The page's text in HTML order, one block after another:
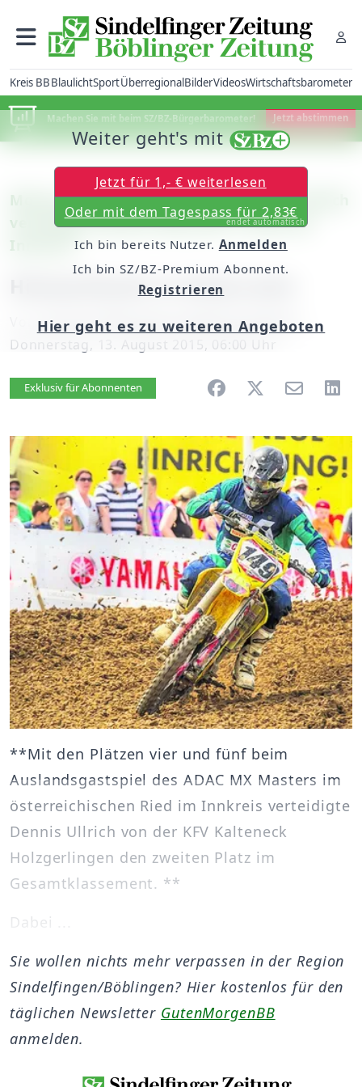
Kreis BBBlaulichtSportÜberregionalBilderVideosWirtschaftsbarometer
Machen Sie mit beim SZ/BZ-Bürgerbarometer! Jetzt abstimmen
Motocross: Der Holzgerlinger Dennis Ullrich
verteidigt Gesamtrang zwei in Ried am
Innkreis
Hitzeschlacht in Österreich
Vonunserem Mitarbeiter Manfred Deubert
Donnerstag, 13. August 2015, 06:00 Uhr
Artikel vorlesen
Exklusiv für Abonnenten
**Mit den Plätzen vier und fünf beim
Auslandsgastspiel des ADAC MX Masters im
österreichischen Ried im Innkreis verteidigte
Dennis Ullrich von der KFV Kalteneck
Holzgerlingen den zweiten Platz im
Gesamtklassement. **
Dabei ...
Weiter geht's mit
Jetzt für 1,- € weiterlesen
Oder mit dem Tagespass für 2,83€
endet automatisch
Ich bin bereits Nutzer. Anmelden
Ich bin SZ/BZ-Premium Abonnent.
Registrieren
Hier geht es zu weiteren Angeboten
Sie wollen nichts mehr verpassen in der Region
Sindelfingen/Böblingen? Hier kostenlos für den
täglichen Newsletter GutenMorgenBB
anmelden.